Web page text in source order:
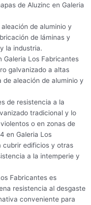
de Aluzinc en Galeria
de aluminio y
de láminas y
la industria.
Galeria Los Fabricantes
galvanizado a altas
aleación de aluminio y
de resistencia a la
tradicional y lo
o en zonas de
en Galeria Los
cubrir edificios y otras
a la intemperie y
Fabricantes es
resistencia al desgaste
conveniente para